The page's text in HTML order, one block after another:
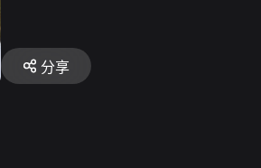
分享